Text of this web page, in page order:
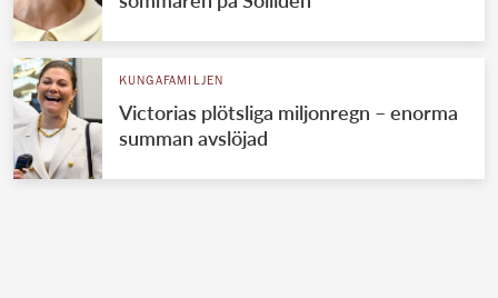
KUNGAFAMILJEN
Victorias plötsliga miljonregn – enorma
summan avslöjad